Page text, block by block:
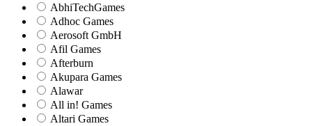
AbhiTechGames
Adhoc Games
Aerosoft GmbH
Afil Games
Afterburn
Akupara Games
Alawar
All in! Games
Altari Games